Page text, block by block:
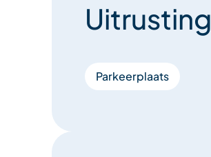
Uitrusting
Parkeerplaats